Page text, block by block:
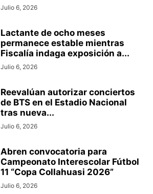
Julio 6, 2026
Lactante de ocho meses
permanece estable mientras
Fiscalía indaga exposición a...
Julio 6, 2026
Reevalúan autorizar conciertos
de BTS en el Estadio Nacional
tras nueva...
Julio 6, 2026
Abren convocatoria para
Campeonato Interescolar Fútbol
11 “Copa Collahuasi 2026”
Julio 6, 2026